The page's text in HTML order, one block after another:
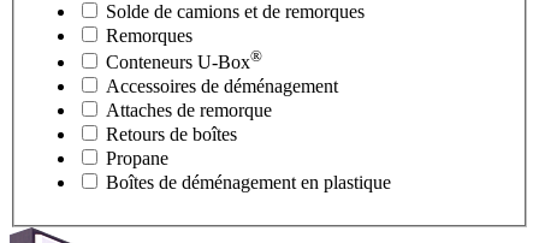
Solde de camions et de remorques
Remorques
Conteneurs U-Box®
Accessoires de déménagement
Attaches de remorque
Retours de boîtes
Propane
Boîtes de déménagement en plastique